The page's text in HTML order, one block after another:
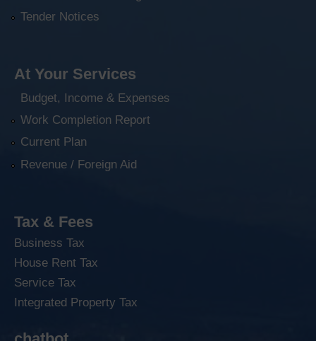
Tender Notices
At Your Services
Budget, Income & Expenses
Work Completion Report
Current Plan
Revenue / Foreign Aid
Tax & Fees
Business Tax
House Rent Tax
Service Tax
Integrated Property Tax